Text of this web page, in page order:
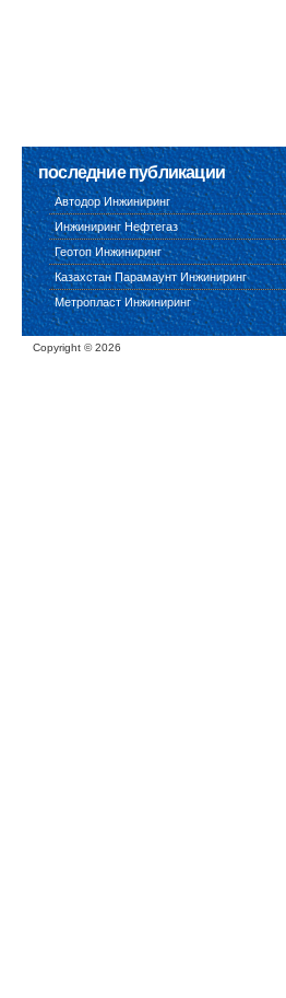
последние публикации
Автодор Инжиниринг
Инжиниринг Нефтегаз
Геотоп Инжиниринг
Казахстан Парамаунт Инжиниринг
Метропласт Инжиниринг
Copyright ©2026